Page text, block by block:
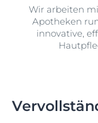
Wir arbeiten
Apotheken
innovative,